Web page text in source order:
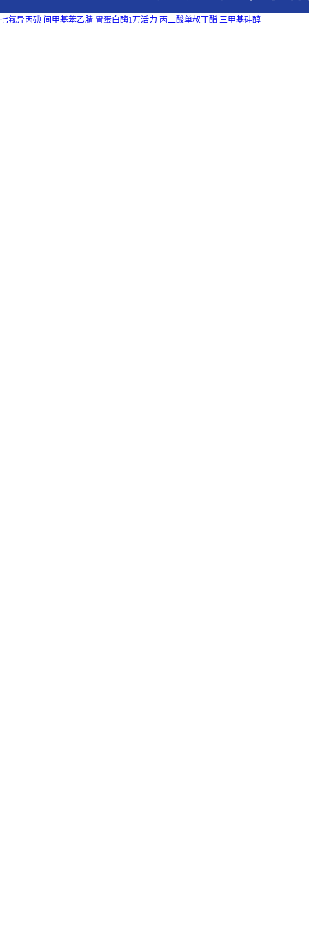
七氟异丙碘 间甲基苯乙腈 胃蛋白酶1万活力 丙二酸单叔丁酯 三甲基硅醇